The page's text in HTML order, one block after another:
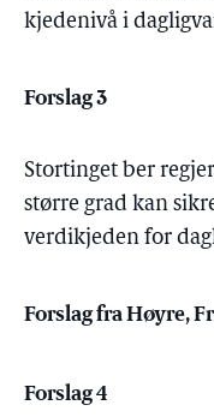
kjedenivå i
Forslag 3
Stortinget ber
større grad kan
verdikjeden for
Forslag fra Høyre,
Forslag 4